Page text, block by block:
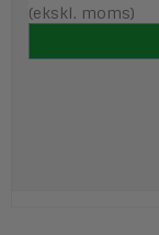
(ekskl. moms)